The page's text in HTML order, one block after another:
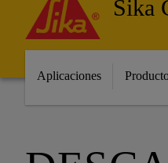
Sika
Aplicaciones